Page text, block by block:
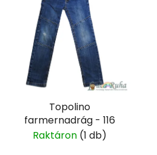
Topolino
farmernadrág - 116
Raktáron (1 db)